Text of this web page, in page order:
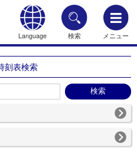
Language 検索 メニュー
刻表検索